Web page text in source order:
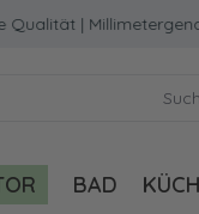
| Millimetergenau
BAD